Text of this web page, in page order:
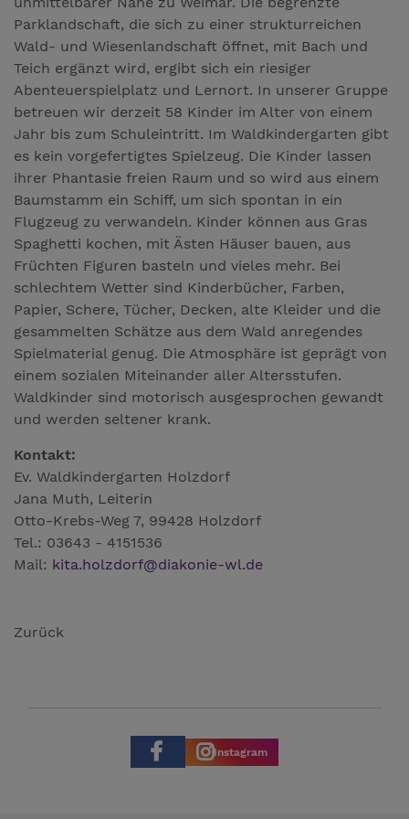
Parklandschaft, die sich zu einer strukturreichen
Wald- und Wiesenlandschaft öffnet, mit Bach und
Teich ergänzt wird, ergibt sich ein riesiger
Abenteuerspielplatz und Lernort. In unserer Gruppe
betreuen wir derzeit 58 Kinder im Alter von einem
Jahr bis zum Schuleintritt. Im Waldkindergarten gibt
es kein vorgefertigtes Spielzeug. Die Kinder lassen
ihrer Phantasie freien Raum und so wird aus einem
Baumstamm ein Schiff, um sich spontan in ein
Flugzeug zu verwandeln. Kinder können aus Gras
Spaghetti kochen, mit Ästen Häuser bauen, aus
Früchten Figuren basteln und vieles mehr. Bei
schlechtem Wetter sind Kinderbücher, Farben,
Papier, Schere, Tücher, Decken, alte Kleider und die
gesammelten Schätze aus dem Wald anregendes
Spielmaterial genug. Die Atmosphäre ist geprägt von
einem sozialen Miteinander aller Altersstufen.
Waldkinder sind motorisch ausgesprochen gewandt
und werden seltener krank.
Kontakt:
Ev. Waldkindergarten Holzdorf
Jana Muth, Leiterin
Otto-Krebs-Weg 7, 99428 Holzdorf
Tel.: 03643 - 4151536
Mail: kita.holzdorf@diakonie-wl.de
Zurück
Instagram